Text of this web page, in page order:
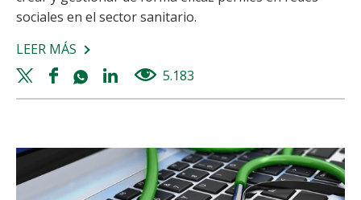
sociales en el sector sanitario.
LEER MÁS SOBRE
REDES
SOCIALES
SECTOR
SANITARIO:
CÓMO
Twitter
share
Facebook
share
Whatsapp
share
Linkedin
share
5.183